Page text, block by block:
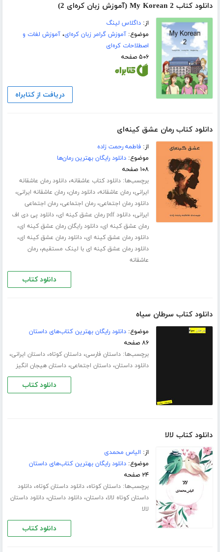
دانلود کتاب My Korean 2 (آموزش زبان کره‌ای 2)
از:داگلاس لینگ
موضوع:آموزش گرامر زبان کره‌ای،آموزش لغات و
اصطلاحات کره‌ای
۵۰۶ صفحه
دریافت از کتابراه
دانلود کتاب رمان عشق کینه‌ای
از:فاطمه رحمت زاده
موضوع:دانلود رایگان بهترین رمان‌ها
۱۰۸ صفحه
برچسب‌ها:دانلود کتاب عاشقانه،دانلود رمان عاشقانه
ایرانی،رمان عاشقانه،دانلود رمان،رمان عاشقانه ایرانی،
دانلود رمان اجتماعی،رمان اجتماعی،رمان اجتماعی
ایرانی،دانلود pdf رمان عشق کینه ای ،دانلود پی دی اف
رمان عشق کینه ای،دانلود رایگان رمان عشق کینه ای،
دانلود رمان عشق کینه ای،دانلود رمان عشق کینه ای،
دانلود رمان عشق کینه ای با لینک مستقیم،رمان
عاشقانه
دانلود کتاب
دانلود کتاب سرطان سیاه
موضوع:دانلود رایگان بهترین کتاب‌های داستان
۸۶ صفحه
برچسب‌ها:داستان فارسی،داستان کوتاه،داستان ایرانی،
دانلود داستان،داستان اجتماعی،داستان هیجان انگیز
دانلود کتاب
دانلود کتاب لالا
از: الیاس محمدی
موضوع:دانلود رایگان بهترین کتاب‌های داستان
۲۴ صفحه
برچسب‌ها:داستان کوتاه،دانلود داستان کوتاه،دانلود
داستان کوتاه لالا،داستان،دانلود داستان،دانلود داستان
لالا
دانلود کتاب